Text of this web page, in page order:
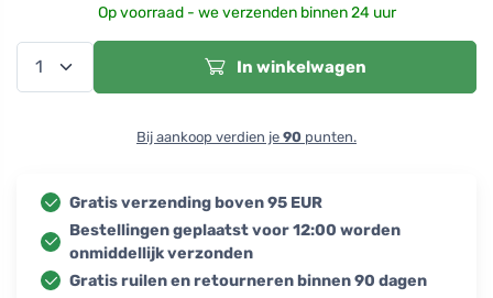
Op voorraad - we verzenden binnen 24 uur
In winkelwagen
Bij aankoop verdien je 90 punten.
Gratis verzending boven 95 EUR
Bestellingen geplaatst voor 12:00 worden
onmiddellijk verzonden
Gratis ruilen en retourneren binnen 90 dagen